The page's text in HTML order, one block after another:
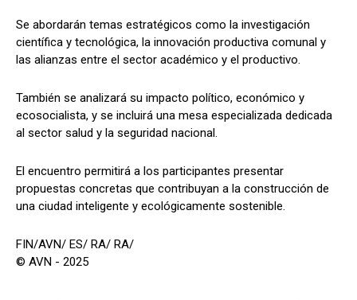
Se abordarán temas estratégicos como la investigación
científica y tecnológica, la innovación productiva comunal y
las alianzas entre el sector académico y el productivo.
También se analizará su impacto político, económico y
ecosocialista, y se incluirá una mesa especializada dedicada
al sector salud y la seguridad nacional.
El encuentro permitirá a los participantes presentar
propuestas concretas que contribuyan a la construcción de
una ciudad inteligente y ecológicamente sostenible.
FIN/AVN/ ES/ RA/ RA/
© AVN - 2025